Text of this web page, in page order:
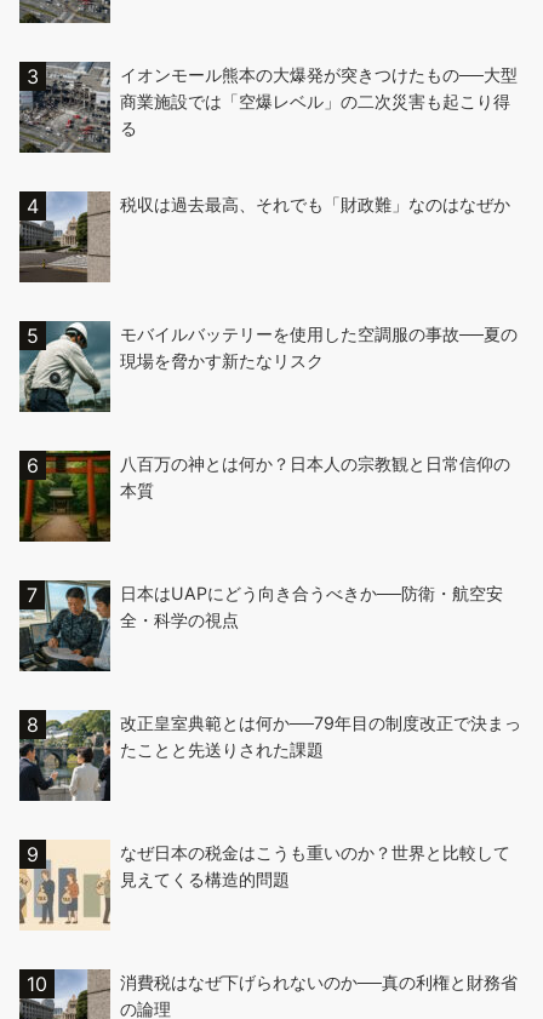
イオンモール熊本の大爆発が突きつけたもの──大型
商業施設では「空爆レベル」の二次災害も起こり得
る
税収は過去最高、それでも「財政難」なのはなぜか
モバイルバッテリーを使用した空調服の事故──夏の
現場を脅かす新たなリスク
八百万の神とは何か？日本人の宗教観と日常信仰の
本質
日本はUAPにどう向き合うべきか──防衛・航空安
全・科学の視点
改正皇室典範とは何か──79年目の制度改正で決まっ
たことと先送りされた課題
なぜ日本の税金はこうも重いのか？世界と比較して
見えてくる構造的問題
消費税はなぜ下げられないのか──真の利権と財務省
の論理